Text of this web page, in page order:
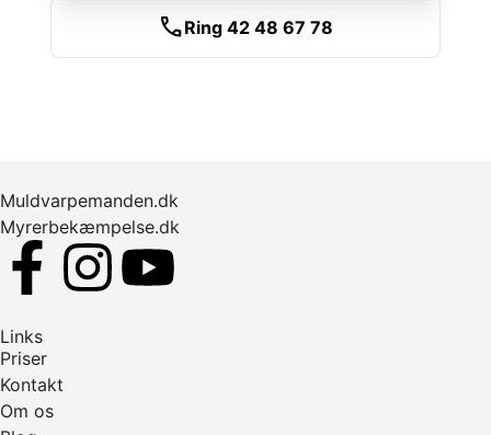
callRing 42 48 67 78
Muldvarpemanden.dk
Myrerbekæmpelse.dk
Links
Priser
Kontakt
Om os